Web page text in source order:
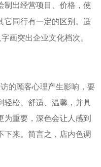
制出经营项目、价格，使
它同行有一定的区别。适
画突出企业文化档次。
的顾客心理产生影响， 要
轻松、舒适、温馨，并具
重要，深色会让人感到
下来。简言之，店内色调